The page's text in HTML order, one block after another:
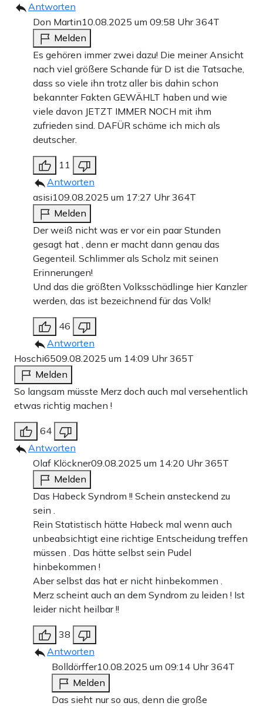
Antworten
Don Martin10.08.2025 um 09:58 Uhr364T
Melden
Es gehören immer zwei dazu! Die meiner Ansicht
nach viel größere Schande für D ist die Tatsache,
dass so viele ihn trotz aller bis dahin schon
bekannter Fakten GEWÄHLT haben und wie
viele davon JETZT IMMER NOCH mit ihm
zufrieden sind. DAFÜR schäme ich mich als
deutscher.
11
Antworten
asisi109.08.2025 um 17:27 Uhr364T
Melden
Der weiß nicht was er vor ein paar Stunden
gesagt hat , denn er macht dann genau das
Gegenteil. Schlimmer als Scholz mit seinen
Erinnerungen!
Und das die größten Volksschädlinge hier Kanzler
werden, das ist bezeichnend für das Volk!
46
Antworten
Hoschi6509.08.2025 um 14:09 Uhr365T
Melden
So langsam müsste Merz doch auch mal versehentlich
etwas richtig machen !
64
Antworten
Olaf Klöckner09.08.2025 um 14:20 Uhr365T
Melden
Das Habeck Syndrom !! Schein ansteckend zu
sein .
Rein Statistisch hätte Habeck mal wenn auch
unbeabsichtigt eine richtige Entscheidung treffen
müssen . Das hätte selbst sein Pudel
hinbekommen !
Aber selbst das hat er nicht hinbekommen .
Merz scheint auch an dem Syndrom zu leiden ! Ist
leider nicht heilbar !!
38
Antworten
Bolldörffer10.08.2025 um 09:14 Uhr364T
Melden
Das sieht nur so aus, denn die große